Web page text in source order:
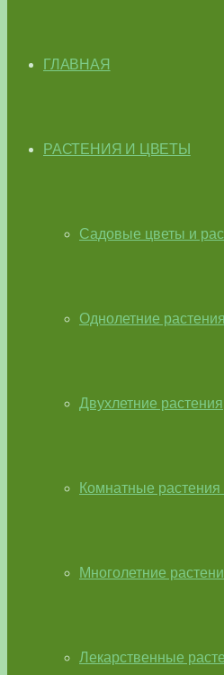
ГЛАВНАЯ
РАСТЕНИЯ И ЦВЕТЫ
Садовые цветы и
Однолетние растения
Двухлетние растения
Комнатные растения
Многолетние
Лекарственные